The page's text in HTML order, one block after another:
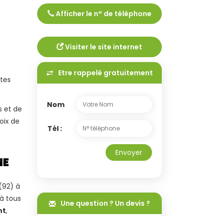
et de
de
à
tous
,
Afficher le n° de téléphone
Tél : 0982216406
Visiter le site internet
Etre rappelé gratuitement
Nom
Tél :
Envoyer
Une question ? Un devis ?